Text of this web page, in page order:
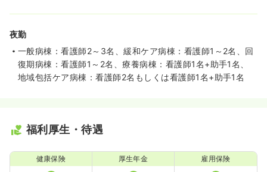
夜勤
一般病棟：看護師2～3名、緩和ケア病棟：看護師1～2名、回
復期病棟：看護師1～2名、療養病棟：看護師1名+助手1名、
地域包括ケア病棟：看護師2名もしくは看護師1名+助手1名
福利厚生・待遇
健康保険 厚生年金 雇用保険